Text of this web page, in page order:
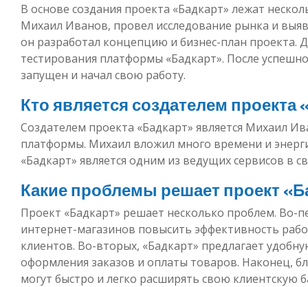
В основе создания проекта «Бадкарт» лежат
Михаил Иванов, провел исследование рынка и
он разработал концепцию и бизнес-план проекта.
тестирования платформы «Бадкарт». После
запущен и начал свою работу.
Кто является создателем проекта
Создателем проекта «Бадкарт» является Михаил
платформы. Михаил вложил много времени и
«Бадкарт» является одним из ведущих сервисов в
Какие проблемы решает проект
Проект «Бадкарт» решает несколько проблем. Во-
интернет-магазинов повысить эффективность
клиентов. Во-вторых, «Бадкарт» предлагает
оформления заказов и оплаты товаров. Наконец,
могут быстро и легко расширять свою клиентскую